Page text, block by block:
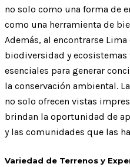
no solo como una forma de
como una herramienta de
Además, al encontrarse
biodiversidad y
esenciales para generar
la conservación ambiental.
no solo ofrecen vistas
brindan la oportunidad de
y las comunidades que las
Variedad de Terrenos y